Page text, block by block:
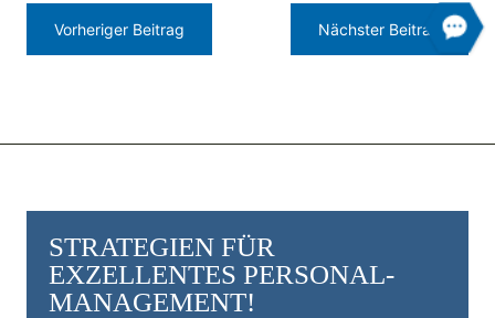
STRATEGIEN FÜR
EXZELLENTES PERSONAL­
MANAGEMENT!
Vorheriger Beitrag Nächster Beitrag